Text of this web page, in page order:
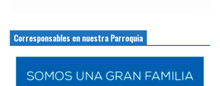
Corresponsables en nuestra Parroquia